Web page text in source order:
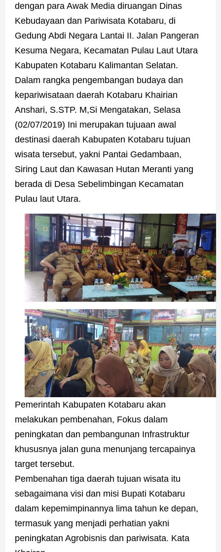
dengan para Awak Media diruangan Dinas
Kebudayaan dan Pariwisata Kotabaru, di
Gedung Abdi Negara Lantai II. Jalan Pangeran
Kesuma Negara, Kecamatan Pulau Laut Utara
Kabupaten Kotabaru Kalimantan Selatan.
Dalam rangka pengembangan budaya dan
kepariwisataan daerah Kotabaru Khairian
Anshari, S.STP. M,Si Mengatakan, Selasa
(02/07/2019) Ini merupakan tujuaan awal
destinasi daerah Kabupaten Kotabaru tujuan
wisata tersebut, yakni Pantai Gedambaan,
Siring Laut dan Kawasan Hutan Meranti yang
berada di Desa Sebelimbingan Kecamatan
Pulau laut Utara.
Pemerintah Kabupaten Kotabaru akan
melakukan pembenahan, Fokus dalam
peningkatan dan pembangunan Infrastruktur
khususnya jalan guna menunjang tercapainya
target tersebut.
Pembenahan tiga daerah tujuan wisata itu
sebagaimana visi dan misi Bupati Kotabaru
dalam kepemimpinannya lima tahun ke depan,
termasuk yang menjadi perhatian yakni
peningkatan Agrobisnis dan pariwisata. Kata